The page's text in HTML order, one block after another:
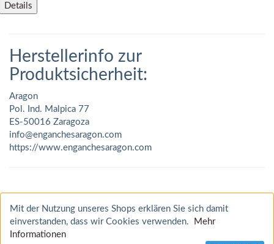
Details
Herstellerinfo zur
Produktsicherheit:
Aragon
Pol. Ind. Malpica 77
ES-50016 Zaragoza
info@enganchesaragon.com
https://www.enganchesaragon.com
Mit der Nutzung unseres Shops erklären Sie sich damit
einverstanden, dass wir Cookies verwenden.
Mehr
Informationen